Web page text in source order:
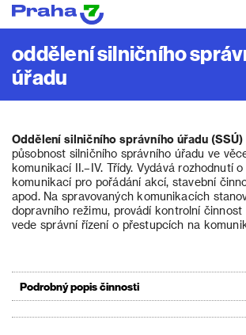
oddělení silničního
úřadu
Oddělení silničního správního úřadu (SSÚ)
působnost silničního správního úřadu ve
komunikací II.–IV. Třídy. Vydává rozhodnutí
komunikací pro pořádání akcí, stavební
apod. Na spravovaných komunikacích
dopravního režimu, provádí kontrolní
vede správní řízení o přestupcích na
Podrobný popis činnosti